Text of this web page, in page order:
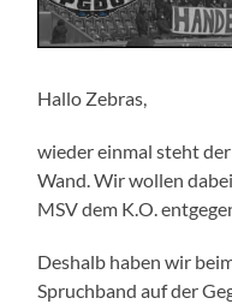
Hallo Zebras,
wieder einmal steht
Wand. Wir wollen
MSV dem K.O.
Deshalb haben wir
Spruchband auf der